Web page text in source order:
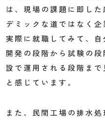
は、現場の課題に即し
デミックな道ではなく企
実際に就職してみて、自
開発の段階から試験の
設で運用される段階ま
と感じています。
また、民間工場の排水